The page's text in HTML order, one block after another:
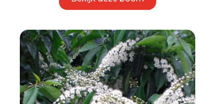
heeft
variaties.
Deze
optie
kan
gekozen
worden
op
de
productpagina